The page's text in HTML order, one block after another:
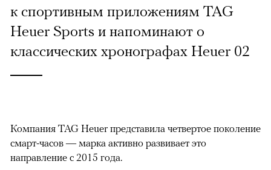
к спортивным приложениям TAG
Heuer Sports и напоминают о
классических хронографах Heuer 02
Компания TAG Heuer представила четвертое поколение
смарт-часов — марка активно развивает это
направление с 2015 года.